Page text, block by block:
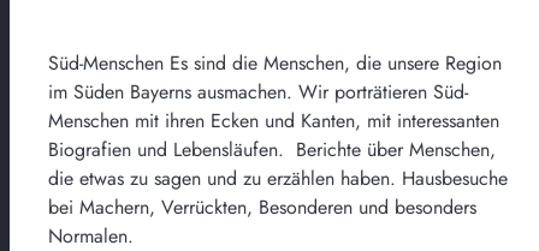
Süd-Menschen Es sind die Menschen, die unsere Region
im Süden Bayerns ausmachen. Wir porträtieren Süd-
Menschen mit ihren Ecken und Kanten, mit interessanten
Biografien und Lebensläufen. Berichte über Menschen,
die etwas zu sagen und zu erzählen haben. Hausbesuche
bei Machern, Verrückten, Besonderen und besonders
Normalen.